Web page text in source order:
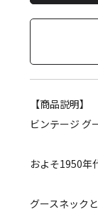
【商品説明】
ビンテージ グ
およそ1950年
グースネック